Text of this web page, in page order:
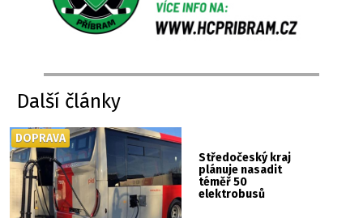
Další články
Středočeský kraj
plánuje nasadit
téměř 50
elektrobusů
DOPRAVA